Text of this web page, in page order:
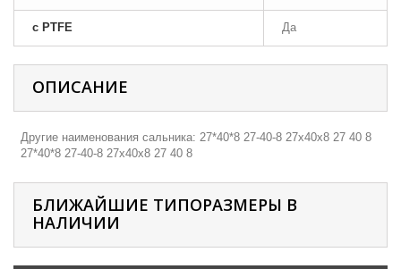
с PTFE Да
ОПИСАНИЕ
Другие наименования сальника: 27*40*8 27-40-8 27х40х8 27 40 8
27*40*8 27-40-8 27х40х8 27 40 8
БЛИЖАЙШИЕ ТИПОРАЗМЕРЫ В
НАЛИЧИИ